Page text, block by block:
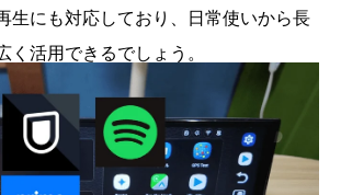
生にも対応しており、日常使いから長
く活用できるでしょう。